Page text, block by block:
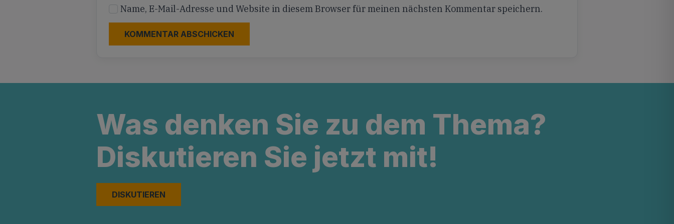
Name, E-Mail-Adresse und Website in diesem Browser für meinen nächsten Kommentar speichern.
Was denken Sie zu dem Thema?
Diskutieren Sie jetzt mit!
DISKUTIEREN